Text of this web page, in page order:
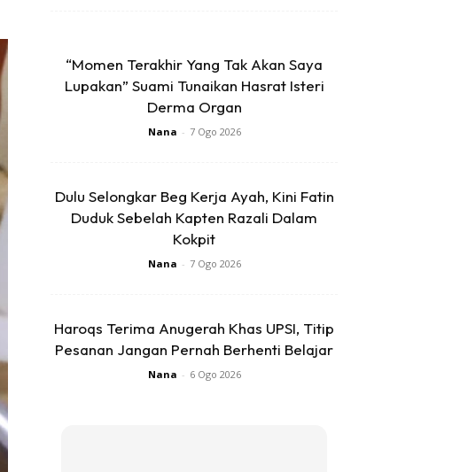
“Momen Terakhir Yang Tak Akan Saya
Lupakan” Suami Tunaikan Hasrat Isteri
Derma Organ
Nana - 7 Ogo 2026
Dulu Selongkar Beg Kerja Ayah, Kini Fatin
Duduk Sebelah Kapten Razali Dalam
Kokpit
Nana - 7 Ogo 2026
Haroqs Terima Anugerah Khas UPSI, Titip
Pesanan Jangan Pernah Berhenti Belajar
Nana - 6 Ogo 2026